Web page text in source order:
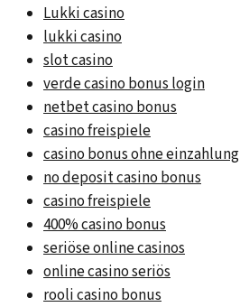
Lukki casino
lukki casino
slot casino
verde casino bonus login
netbet casino bonus
casino freispiele
casino bonus ohne einzahlung
no deposit casino bonus
casino freispiele
400% casino bonus
seriöse online casinos
online casino seriös
rooli casino bonus